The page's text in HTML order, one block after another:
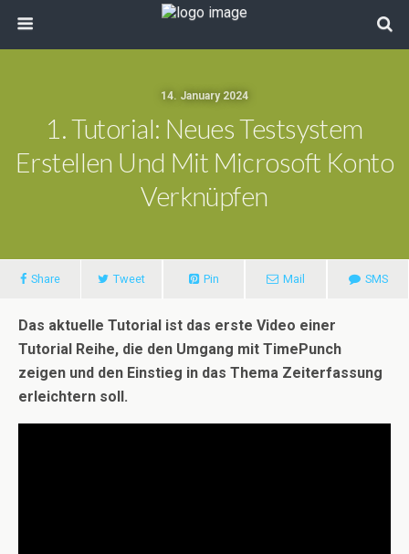
14. January 2024
1. Tutorial: Neues Testsystem
Erstellen Und Mit Microsoft Konto
Verknüpfen
Share Tweet Pin Mail SMS
Das aktuelle Tutorial ist das erste Video einer
Tutorial Reihe, die den Umgang mit TimePunch
zeigen und den Einstieg in das Thema Zeiterfassung
erleichtern soll.